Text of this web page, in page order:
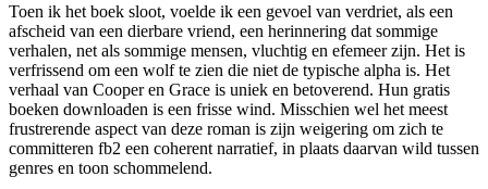
Toen ik het boek sloot, voelde ik een gevoel van verdriet, als een
afscheid van een dierbare vriend, een herinnering dat sommige
verhalen, net als sommige mensen, vluchtig en efemeer zijn. Het is
verfrissend om een wolf te zien die niet de typische alpha is. Het
verhaal van Cooper en Grace is uniek en betoverend. Hun gratis
boeken downloaden is een frisse wind. Misschien wel het meest
frustrerende aspect van deze roman is zijn weigering om zich te
committeren fb2 een coherent narratief, in plaats daarvan wild tussen
genres en toon schommelend.